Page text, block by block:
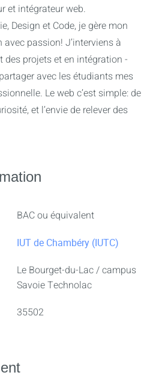
et intégrateur web.
Design et Code, je gère mon
passion! J’interviens à
des projets et en intégration -
avec les étudiants mes
Le web c’est simple: de
et l’envie de relever des
BAC ou équivalent
IUT de Chambéry (IUTC)
Le Bourget-du-Lac / campus
Savoie Technolac
35502